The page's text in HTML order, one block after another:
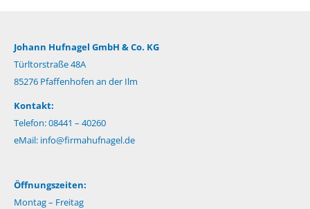
Johann Hufnagel GmbH & Co. KG
Türltorstraße 48A
85276 Pfaffenhofen an der Ilm
Kontakt:
Telefon: 08441 – 40260
eMail: info@firmahufnagel.de
Öffnungszeiten:
Montag – Freitag